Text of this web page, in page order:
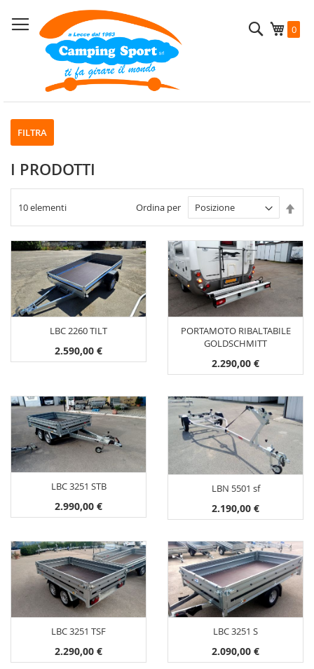
al
contenuto
0
Cerca
I PRODOTTI
10elementi Ordina per
LBC 2260 TILT
2.590,00 €
PORTAMOTO RIBALTABILE
GOLDSCHMITT
2.290,00 €
LBC 3251 STB
2.990,00 €
LBN 5501 sf
2.190,00 €
LBC 3251 TSF
2.290,00 €
LBC 3251 S
2.090,00 €
FILTRA